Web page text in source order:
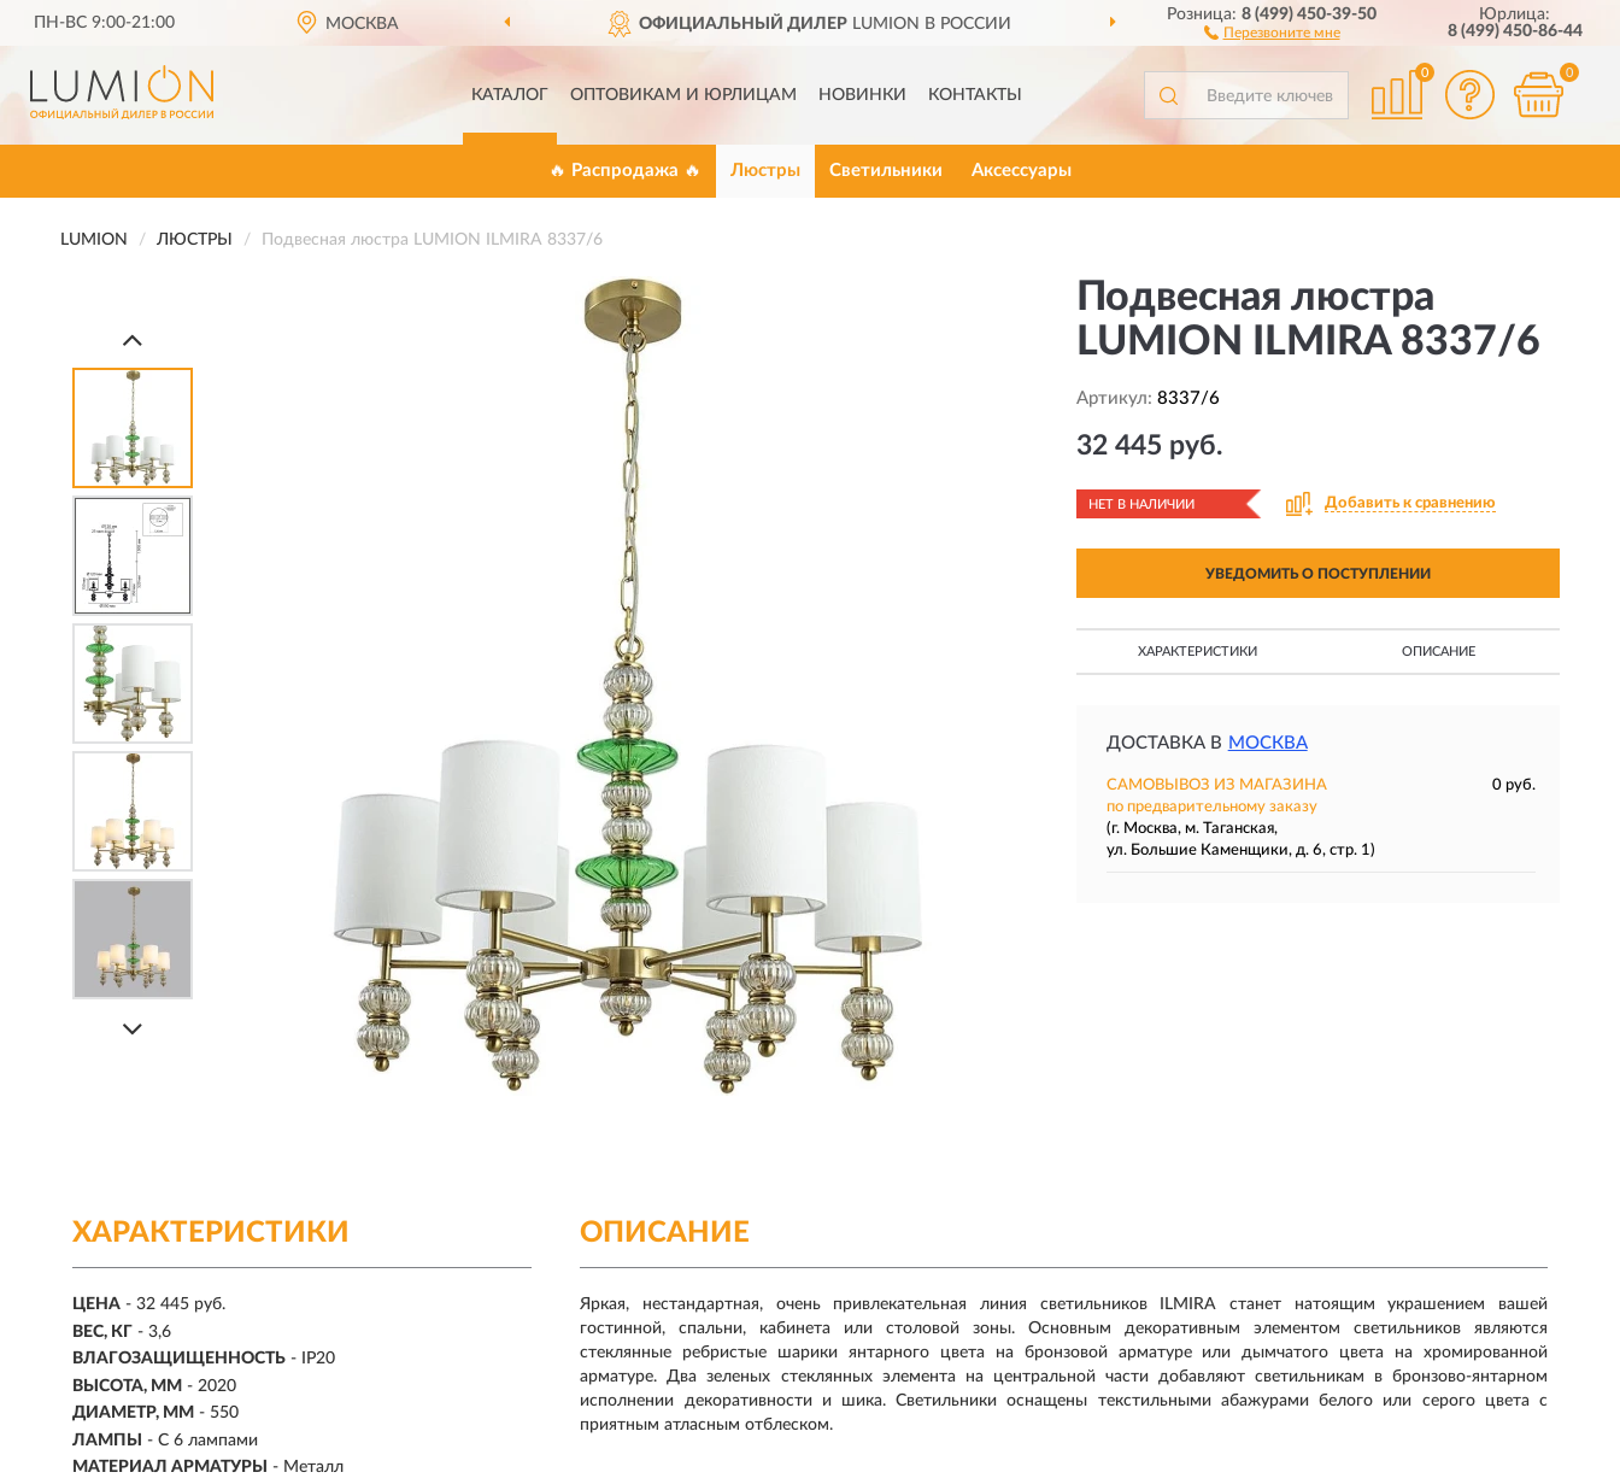
ПН-ВС 9:00-21:00 МОСКВА ОФИЦИАЛЬНЫЙ ДИЛЕР LUMION В РОССИИ ДОСТАВИМ ПО ВСЕЙ РОССИИ
Розница:8 (499) 450-39-50
Перезвоните мне
Юрлица:
8 (499) 450-86-44
КАТАЛОГ ОПТОВИКАМ И ЮРЛИЦАМ НОВИНКИ КОНТАКТЫ
0 0
🔥 Распродажа 🔥 Люстры Светильники Аксессуары
LUMION ЛЮСТРЫ Подвесная люстра LUMION ILMIRA 8337/6
Подвесная люстра
LUMION ILMIRA 8337/6
Артикул: 8337/6
32 445 руб.
НЕТ В НАЛИЧИИ Добавить к сравнению
УВЕДОМИТЬ О ПОСТУПЛЕНИИ
ХАРАКТЕРИСТИКИ ОПИСАНИЕ
ДОСТАВКА В МОСКВА
САМОВЫВОЗ ИЗ МАГАЗИНА
0 руб.
по предварительному заказу
(г. Москва, м. Таганская,
ул. Большие Каменщики, д. 6, стр. 1)
ХАРАКТЕРИСТИКИ
ЦЕНА - 32 445 руб.
ВЕС, КГ - 3,6
ВЛАГОЗАЩИЩЕННОСТЬ - IP20
ВЫСОТА, ММ - 2020
ДИАМЕТР, ММ - 550
ЛАМПЫ
- С 6 лампами
МАТЕРИАЛ АРМАТУРЫ
- Металл
ОПИСАНИЕ
Яркая, нестандартная, очень привлекательная линия светильников ILMIRA станет натоящим украшением вашей
гостинной, спальни, кабинета или столовой зоны. Основным декоративным элементом светильников являются
стеклянные ребристые шарики янтарного цвета на бронзовой арматуре или дымчатого цвета на хромированной
арматуре. Два зеленых стеклянных элемента на центральной части добавляют светильникам в бронзово-янтарном
исполнении декоративности и шика. Светильники оснащены текстильными абажурами белого или серого цвета с
приятным атласным отблеском.